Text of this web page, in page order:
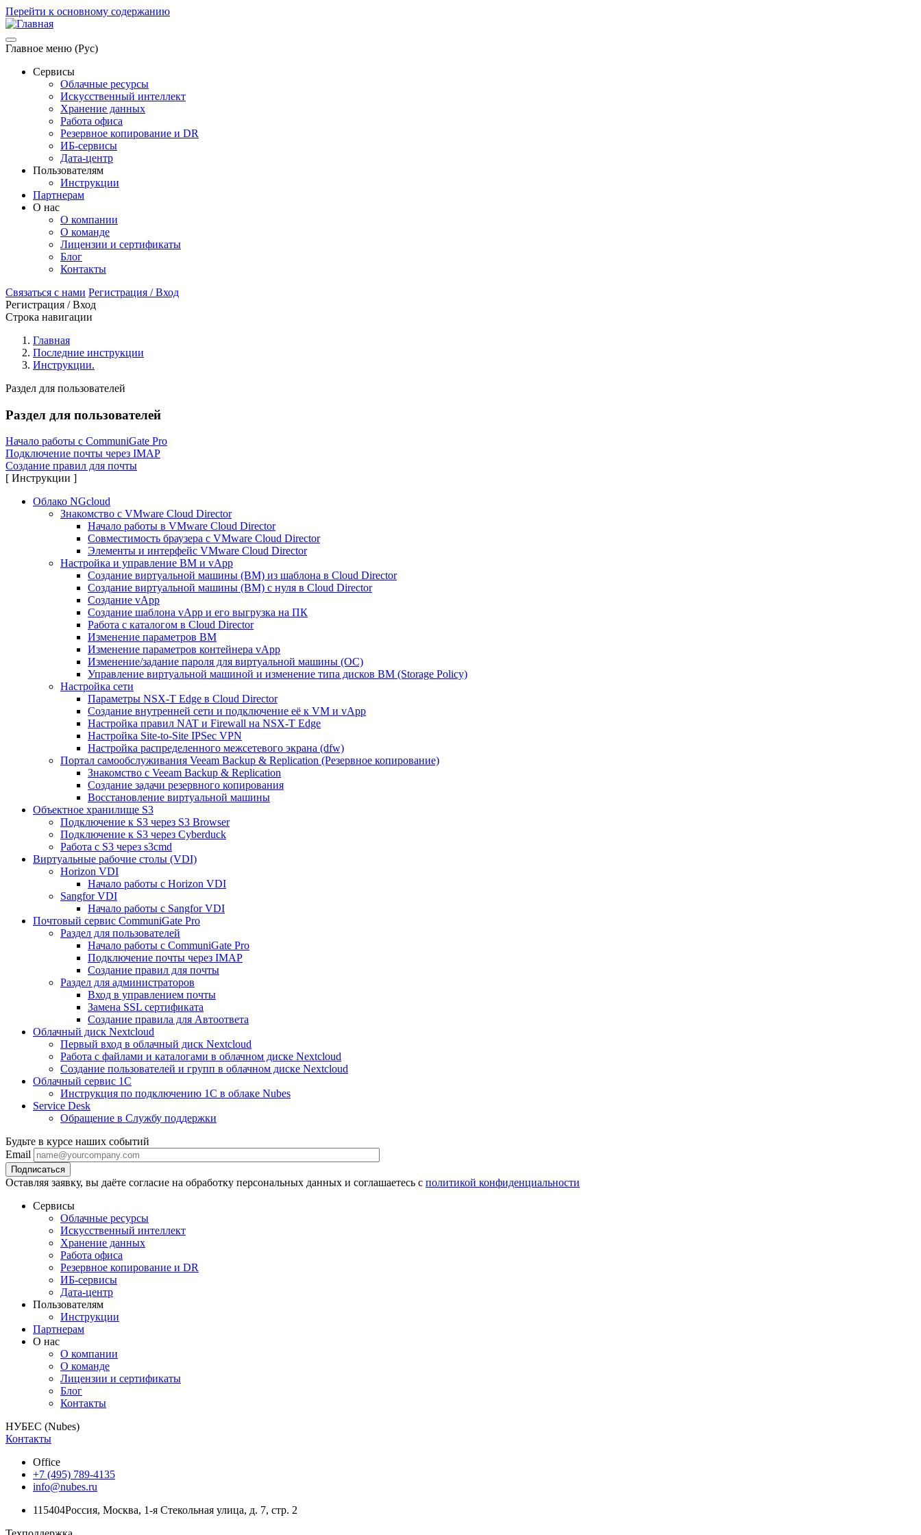
Перейти к основному содержанию
Главное меню (Рус)
Сервисы
Облачные ресурсы
Искусственный интеллект
Хранение данных
Работа офиса
Резервное копирование и DR
ИБ-сервисы
Дата-центр
Пользователям
Инструкции
Партнерам
О нас
О компании
О команде
Лицензии и сертификаты
Блог
Контакты
Связаться с нами Регистрация / Вход
Регистрация / Вход
Строка навигации
Главная
Последние инструкции
Инструкции.
Раздел для пользователей
Раздел для пользователей
Начало работы с CommuniGate Pro
Подключение почты через IMAP
Создание правил для почты
[ Инструкции ]
Облако NGcloud
Знакомство с VMware Cloud Director
Начало работы в VMware Cloud Director
Совместимость браузера с VMware Cloud Director
Элементы и интерфейс VMware Cloud Director
Настройка и управление ВМ и vApp
Создание виртуальной машины (ВМ) из шаблона в Cloud Director
Создание виртуальной машины (ВМ) с нуля в Cloud Director
Создание vApp
Создание шаблона vApp и его выгрузка на ПК
Работа с каталогом в Cloud Director
Изменение параметров ВМ
Изменение параметров контейнера vApp
Изменение/задание пароля для виртуальной машины (ОС)
Управление виртуальной машиной и изменение типа дисков ВМ (Storage Policy)
Настройка сети
Параметры NSX-T Edge в Cloud Director
Создание внутренней сети и подключение её к VM и vApp
Настройка правил NAT и Firewall на NSX-T Edge
Настройка Site-to-Site IPSec VPN
Настройка распределенного межсетевого экрана (dfw)
Портал самообслуживания Veeam Backup & Replication (Резервное копирование)
Знакомство с Veeam Backup & Replication
Создание задачи резервного копирования
Восстановление виртуальной машины
Объектное хранилище S3
Подключение к S3 через S3 Browser
Подключение к S3 через Cyberduck
Работа с S3 через s3cmd
Виртуальные рабочие столы (VDI)
Horizon VDI
Начало работы с Horizon VDI
Sangfor VDI
Начало работы с Sangfor VDI
Почтовый сервис CommuniGate Pro
Раздел для пользователей
Начало работы с CommuniGate Pro
Подключение почты через IMAP
Создание правил для почты
Раздел для администраторов
Вход в управлением почты
Замена SSL сертификата
Создание правила для Автоответа
Облачный диск Nextcloud
Первый вход в облачный диск Nextcloud
Работа с файлами и каталогами в облачном диске Nextcloud
Создание пользователей и групп в облачном диске Nextcloud
Облачный сервис 1С
Инструкция по подключению 1С в облаке Nubes
Service Desk
Обращение в Службу поддержки
Будьте в курсе наших событий
Email
Оставляя заявку, вы даёте согласие на обработку персональных данных и соглашаетесь с политикой конфиденциальности
Сервисы
Облачные ресурсы
Искусственный интеллект
Хранение данных
Работа офиса
Резервное копирование и DR
ИБ-сервисы
Дата-центр
Пользователям
Инструкции
Партнерам
О нас
О компании
О команде
Лицензии и сертификаты
Блог
Контакты
НУБЕС (Nubes)
Контакты
Office
+7 (495) 789-4135
info@nubes.ru
115404Россия, Москва, 1-я Стекольная улица, д. 7, стр. 2